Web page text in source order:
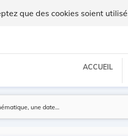
que des cookies soient
ACCUEIL